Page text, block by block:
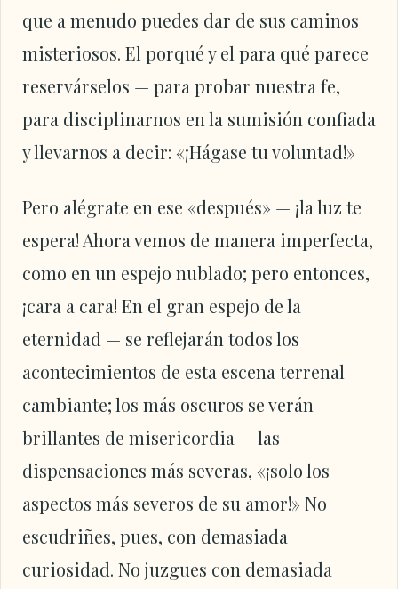
que a menudo puedes dar de sus caminos
misteriosos. El porqué y el para qué parece
reservárselos — para probar nuestra fe,
para disciplinarnos en la sumisión confiada
y llevarnos a decir: «¡Hágase tu voluntad!»
Pero alégrate en ese «después» — ¡la luz te
espera! Ahora vemos de manera imperfecta,
como en un espejo nublado; pero entonces,
¡cara a cara! En el gran espejo de la
eternidad — se reflejarán todos los
acontecimientos de esta escena terrenal
cambiante; los más oscuros se verán
brillantes de misericordia — las
dispensaciones más severas, «¡solo los
aspectos más severos de su amor!» No
escudriñes, pues, con demasiada
curiosidad. No juzgues con demasiada